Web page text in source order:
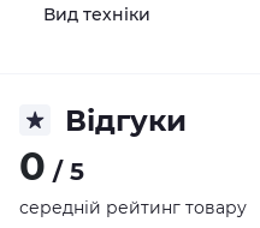
Вид техніки
Відгуки
0 / 5
середній рейтинг товару